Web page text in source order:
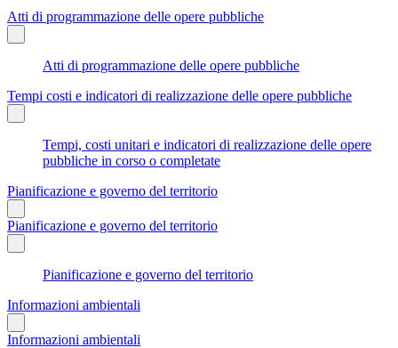
Atti di programmazione delle opere pubbliche
Atti di programmazione delle opere pubbliche
Tempi costi e indicatori di realizzazione delle opere pubbliche
Tempi, costi unitari e indicatori di realizzazione delle opere
pubbliche in corso o completate
Pianificazione e governo del territorio
Pianificazione e governo del territorio
Pianificazione e governo del territorio
Informazioni ambientali
Informazioni ambientali